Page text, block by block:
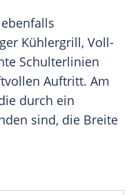
Kühlergrill, Voll-
Schulterlinien
Auftritt. Am
durch ein
sind, die Breite